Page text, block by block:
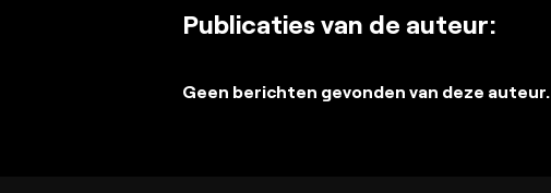
Publicaties van de auteur:
Geen berichten gevonden van deze auteur.